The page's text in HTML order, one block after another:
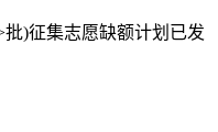
)征集志愿缺额计划已发